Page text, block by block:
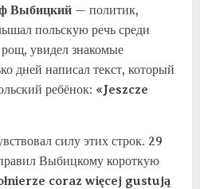
Выбицкий — политик,
польскую речь среди
увидел знакомые
дней написал текст, который
ребёнок: «Jeszcze
силу этих строк. 29
Выбицкому короткую
coraz więcej gustują